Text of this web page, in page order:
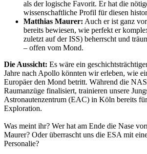
als der logische Favorit. Er hat die
wissenschaftliche Profil für diesen
Matthias Maurer: Auch er ist ganz
bereits bewiesen, wie perfekt er
zuletzt auf der ISS) beherrscht und
– offen vom Mond.
Die Aussicht: Es wäre ein
Jahre nach Apollo könnten wir erleben, wie
Europäer den Mond betritt. Während die
Raumanzüge finalisiert, trainieren unsere
Astronautenzentrum (EAC) in Köln bereits
Exploration.
Was meint ihr? Wer hat am Ende die Nase
Maurer? Oder überrascht uns die ESA mit
Personalie?